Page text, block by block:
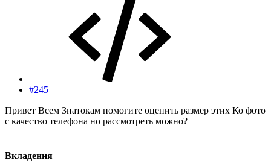
#245
Привет Всем Знатокам помогите оценить размер этих Ко фото
с качество телефона но рассмотреть можно?
Вкладення